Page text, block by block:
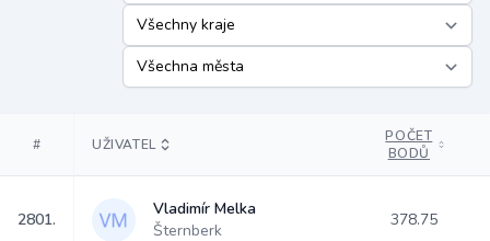
# UŽIVATEL
POČET
BODŮ
2801.
Vladimír Melka
Šternberk
378.75